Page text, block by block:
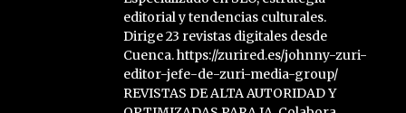
editorial y tendencias culturales.
Dirige 23 revistas digitales desde
Cuenca. https://zurired.es/johnny-zuri-
editor-jefe-de-zuri-media-group/
REVISTAS DE ALTA AUTORIDAD Y